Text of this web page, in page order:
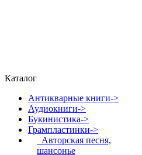
Каталог
Антикварные книги->
Аудиокниги->
Букинистика->
Грампластинки->
Авторская песня,
шансонье